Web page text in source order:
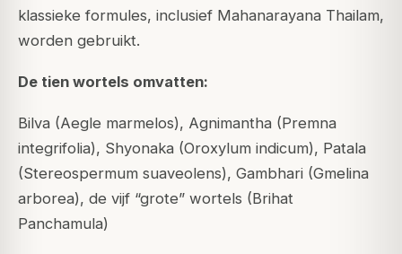
klassieke formules, inclusief Mahanarayana Thailam,
worden gebruikt.
De tien wortels omvatten:
Bilva (Aegle marmelos), Agnimantha (Premna
integrifolia), Shyonaka (Oroxylum indicum), Patala
(Stereospermum suaveolens), Gambhari (Gmelina
arborea), de vijf “grote” wortels (Brihat
Panchamula)